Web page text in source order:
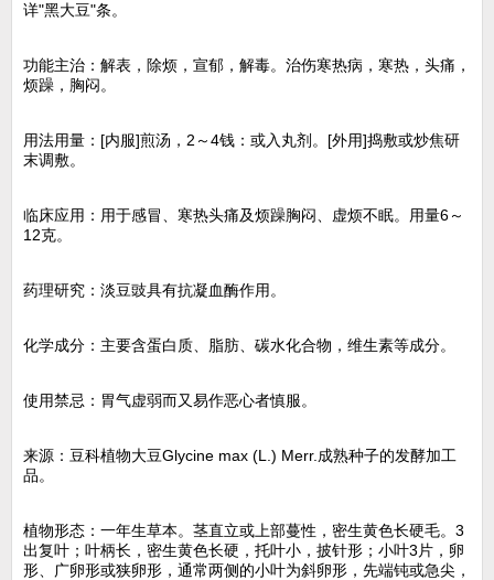
详"黑大豆"条。
功能主治：解表，除烦，宣郁，解毒。治伤寒热病，寒热，头痛，
烦躁，胸闷。
用法用量：[内服]煎汤，2～4钱：或入丸剂。[外用]捣敷或炒焦研
末调敷。
临床应用：用于感冒、寒热头痛及烦躁胸闷、虚烦不眠。用量6～
12克。
药理研究：淡豆豉具有抗凝血酶作用。
化学成分：主要含蛋白质、脂肪、碳水化合物，维生素等成分。
使用禁忌：胃气虚弱而又易作恶心者慎服。
来源：豆科植物大豆Glycine max (L.) Merr.成熟种子的发酵加工
品。
植物形态：一年生草本。茎直立或上部蔓性，密生黄色长硬毛。3
出复叶；叶柄长，密生黄色长硬，托叶小，披针形；小叶3片，卵
形、广卵形或狭卵形，通常两侧的小叶为斜卵形，先端钝或急尖，